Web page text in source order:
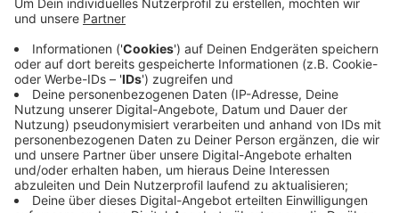
Die Kreisstraße zwischen Buldern und der Bauerschaft
Daldrup war danach gesperrt. Auf der Strecke
Münster-Dülmen-Ruhrgebiet mussten die Züge in dem
Bereich auf Sicht - also deutlich langsamer als üblich -
fahren. Jetzt läuft es auf der Straße und der Schiene
wieder wie gewohnt.
Anzeige